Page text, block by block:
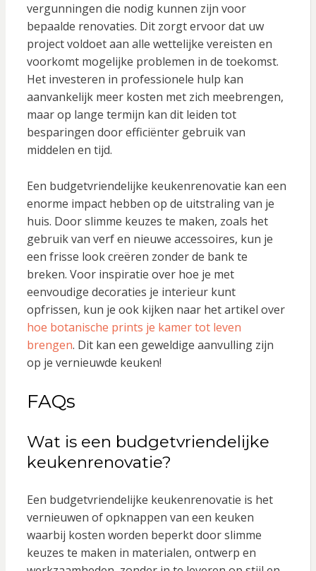
vergunningen die nodig kunnen zijn voor
bepaalde renovaties. Dit zorgt ervoor dat uw
project voldoet aan alle wettelijke vereisten en
voorkomt mogelijke problemen in de toekomst.
Het investeren in professionele hulp kan
aanvankelijk meer kosten met zich meebrengen,
maar op lange termijn kan dit leiden tot
besparingen door efficiënter gebruik van
middelen en tijd.
Een budgetvriendelijke keukenrenovatie kan een
enorme impact hebben op de uitstraling van je
huis. Door slimme keuzes te maken, zoals het
gebruik van verf en nieuwe accessoires, kun je
een frisse look creëren zonder de bank te
breken. Voor inspiratie over hoe je met
eenvoudige decoraties je interieur kunt
opfrissen, kun je ook kijken naar het artikel over
hoe botanische prints je kamer tot leven
brengen. Dit kan een geweldige aanvulling zijn
op je vernieuwde keuken!
FAQs
Wat is een budgetvriendelijke
keukenrenovatie?
Een budgetvriendelijke keukenrenovatie is het
vernieuwen of opknappen van een keuken
waarbij kosten worden beperkt door slimme
keuzes te maken in materialen, ontwerp en